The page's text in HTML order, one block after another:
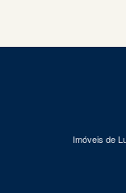
Imóveis de